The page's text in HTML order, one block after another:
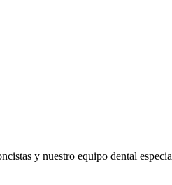
y nuestro equipo dental